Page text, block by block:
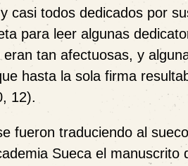
casi todos dedicados por
para leer algunas
tan afectuosas, y
hasta la sola firma
12).
fueron traduciendo al
Sueca el manuscrito